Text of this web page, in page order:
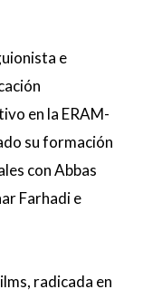
e
en la ERAM-
su formación
con Abbas
Farhadi e
radicada en